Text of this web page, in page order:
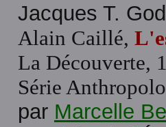
Jacques T.
Alain Caillé,
La Découverte,
Série
par Marcelle